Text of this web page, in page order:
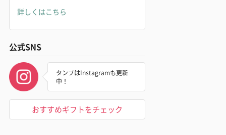
詳しくはこちら
公式SNS
タンプはInstagramも更新
中！
おすすめギフトをチェック